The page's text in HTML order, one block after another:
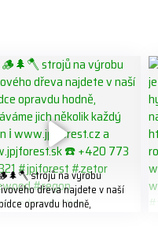
strojů na výrobu
dřeva najdete v naší
opravdu hodně,